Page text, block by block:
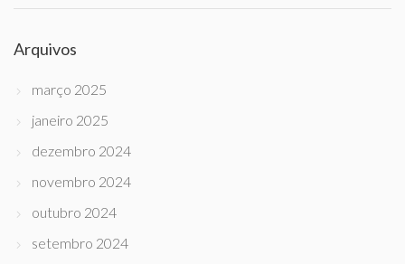
Arquivos
março 2025
janeiro 2025
dezembro 2024
novembro 2024
outubro 2024
setembro 2024